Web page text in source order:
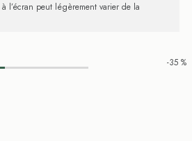
l’écran peut légèrement varier de la
-35 %